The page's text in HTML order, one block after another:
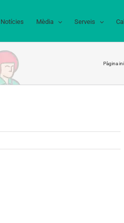
Notícies Mèdia Serveis
Pàgina